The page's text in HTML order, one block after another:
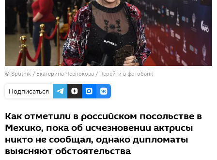
© Sputnik / Екатерина Чеснокова / Перейти в фотобанк
Подписаться
Как отметили в российском посольстве в
Мехико, пока об исчезновении актрисы
никто не сообщал, однако дипломаты
выясняют обстоятельства